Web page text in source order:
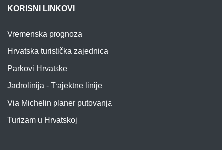
KORISNI LINKOVI
Vremenska prognoza
Hrvatska turistička zajednica
Parkovi Hrvatske
Jadrolinija - Trajektne linije
Via Michelin planer putovanja
Turizam u Hrvatskoj